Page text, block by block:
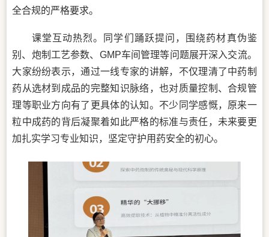
全合规的严格要求。
课堂互动热烈。同学们踊跃提问，围绕药材真伪鉴
别、炮制工艺参数、GMP车间管理等问题展开深入交流。
大家纷纷表示，通过一线专家的讲解，不仅理清了中药制
药从选材到成品的完整知识脉络，也对质量控制、合规管
理等职业方向有了更具体的认知。不少同学感慨，原来一
粒中成药的背后凝聚着如此严格的标准与责任，未来要更
加扎实学习专业知识，坚定守护用药安全的初心。